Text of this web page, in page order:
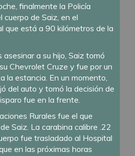
finalmente la Policía
de Saiz, en el
que está a 90 kilómetros de la
asesinar a su hijo, Saiz tomó
Chevrolet Cruze y fue por un
la estancia. En un momento,
del auto y tomó la decisión de
fue en la frente.
Rurales fue el que
Saiz. La carabina calibre .22
fue trasladado al Hospital
en las próximas horas